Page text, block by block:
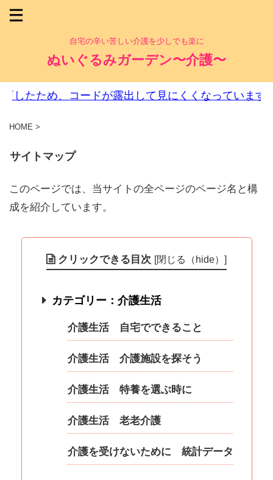
自宅の辛い苦しい介護を少しでも楽に
ぬいぐるみガーデン〜介護〜
、コードが露出して見にくくなっています。ご迷
HOME >
サイトマップ
このページでは、当サイトの全ページのページ名と構
成を紹介しています。
クリックできる目次 [閉じる（hide） ]
カテゴリー：介護生活
介護生活 自宅でできること
介護生活 介護施設を探そう
介護生活 特養を選ぶ時に
介護生活 老老介護
介護を受けないために 統計データ